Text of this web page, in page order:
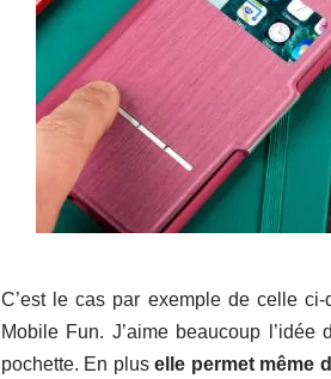
C’est le cas par exemple de celle ci-
Mobile Fun. J’aime beaucoup
pochette. En pluselle permet même